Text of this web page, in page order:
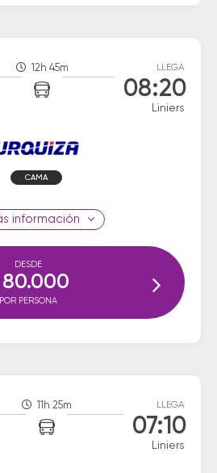
12h 45m LLEGA
08:20
Liniers
CAMA
información
DESDE
80.000
POR PERSONA
11h 25m LLEGA
07:10
Liniers